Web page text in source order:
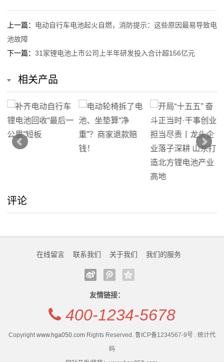
上一篇： 电动自行车电池起火自燃，消防提示：这些原因最易导致电
池故障
下一篇： 31家锂电池上市公司上半年研发投入合计超156亿元
相关产品
评论
在线留言 联系我们 关于我们 我们的服务
友情链接：
400-1234-5678
Copyright www.hga050.com Rights Reserved. 鲁ICP备1234567-9号 . 统计代
码